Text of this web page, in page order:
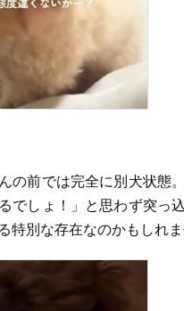
の前では完全に別犬状態
るでしょ！」と思わず突
特別な存在なのかもしれ